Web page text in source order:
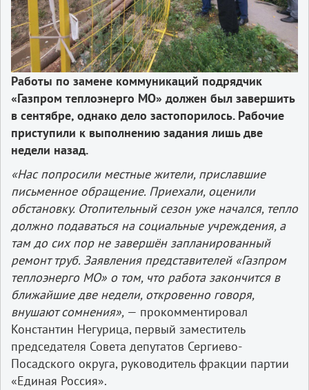
Работы по замене коммуникаций подрядчик
«Газпром теплоэнерго МО» должен был завершить
в сентябре, однако дело застопорилось. Рабочие
приступили к выполнению задания лишь две
недели назад.
«Нас попросили местные жители, приславшие
письменное обращение. Приехали, оценили
обстановку. Отопительный сезон уже начался, тепло
должно подаваться на социальные учреждения, а
там до сих пор не завершён запланированный
ремонт труб. Заявления представителей «Газпром
теплоэнерго МО» о том, что работа закончится в
ближайшие две недели, откровенно говоря,
внушают сомнения», — прокомментировал
Константин Негурица, первый заместитель
председателя Совета депутатов Сергиево-
Посадского округа, руководитель фракции партии
«Единая Россия».